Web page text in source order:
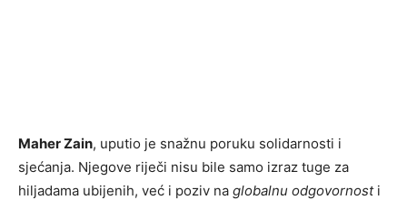
Maher Zain, uputio je snažnu poruku solidarnosti i
sjećanja. Njegove riječi nisu bile samo izraz tuge za
hiljadama ubijenih, već i poziv na globalnu odgovornosti